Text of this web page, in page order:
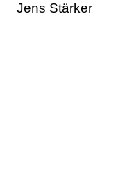
Jens Stärker